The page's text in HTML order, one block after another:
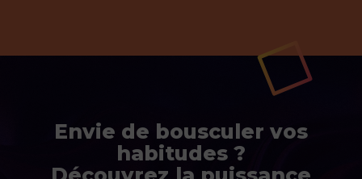
Envie de bousculer vos
habitudes ?